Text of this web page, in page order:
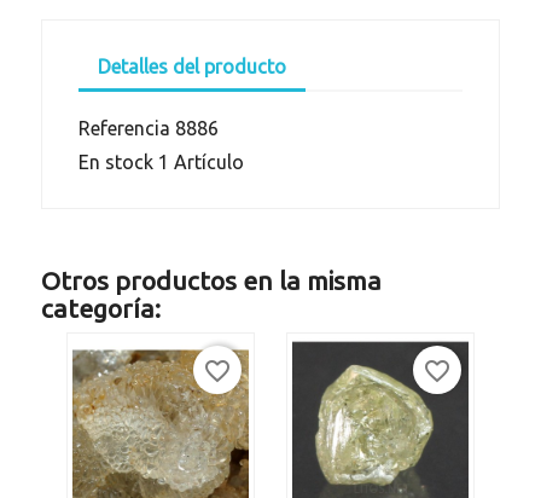
Detalles del producto
Referencia 8886
En stock 1 Artículo
Otros productos en la misma
categoría:
favorite_border favorite_border